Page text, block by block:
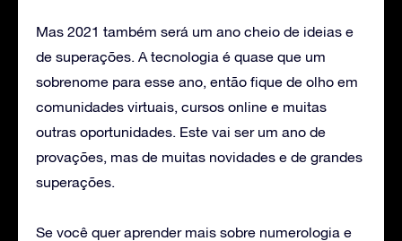
Mas 2021 também será um ano cheio de ideias e
de superações. A tecnologia é quase que um
sobrenome para esse ano, então fique de olho em
comunidades virtuais, cursos online e muitas
outras oportunidades. Este vai ser um ano de
provações, mas de muitas novidades e de grandes
superações.
Se você quer aprender mais sobre numerologia e